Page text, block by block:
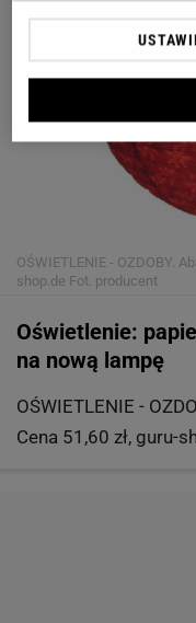
OŚWIETLENIE - OZDOBY.
shop.de Fot. producent
Oświetlenie:
na nową lampę
OŚWIETLENIE -
Cena 51,60 zł, guru-